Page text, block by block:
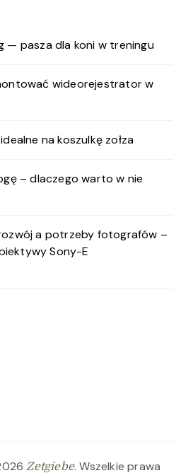
— pasza dla koni w treningu
wideorejestrator w
na koszulkę zołza
– dlaczego warto w nie
a potrzeby fotografów –
Sony-E
Zetgiebe. Wszelkie prawa